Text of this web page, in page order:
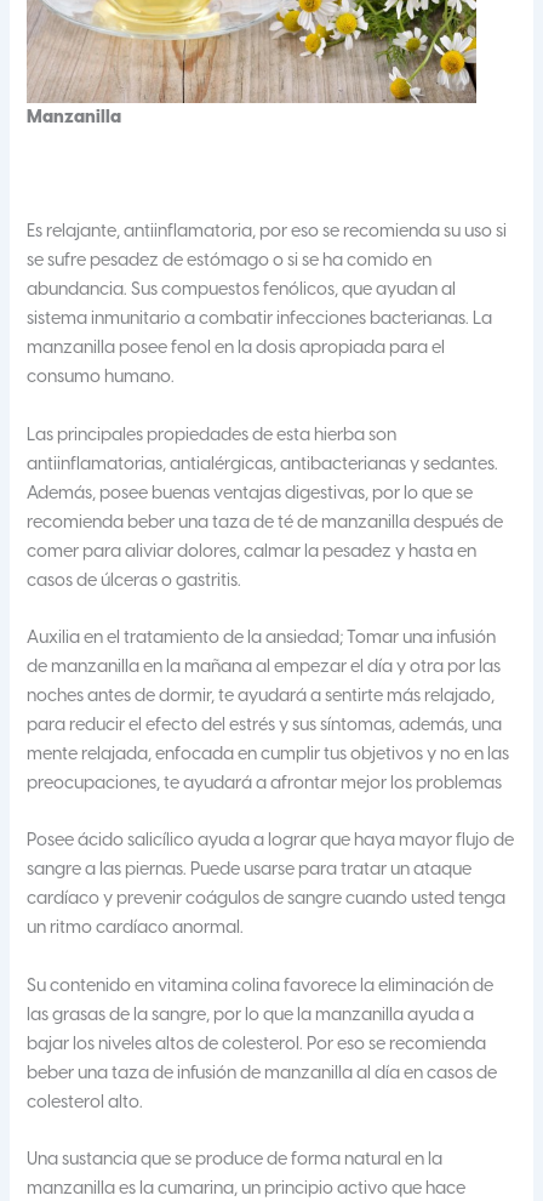
Manzanilla
Es relajante, antiinflamatoria, por eso se recomienda su uso si
se sufre pesadez de estómago o si se ha comido en
abundancia. Sus compuestos fenólicos, que ayudan al
sistema inmunitario a combatir infecciones bacterianas. La
manzanilla posee fenol en la dosis apropiada para el
consumo humano.
Las principales propiedades de esta hierba son
antiinflamatorias, antialérgicas, antibacterianas y sedantes.
Además, posee buenas ventajas digestivas, por lo que se
recomienda beber una taza de té de manzanilla después de
comer para aliviar dolores, calmar la pesadez y hasta en
casos de úlceras o gastritis.
Auxilia en el tratamiento de la ansiedad; Tomar una infusión
de manzanilla en la mañana al empezar el día y otra por las
noches antes de dormir, te ayudará a sentirte más relajado,
para reducir el efecto del estrés y sus síntomas, además, una
mente relajada, enfocada en cumplir tus objetivos y no en las
preocupaciones, te ayudará a afrontar mejor los problemas
Posee ácido salicílico ayuda a lograr que haya mayor flujo de
sangre a las piernas. Puede usarse para tratar un ataque
cardíaco y prevenir coágulos de sangre cuando usted tenga
un ritmo cardíaco anormal.
Su contenido en vitamina colina favorece la eliminación de
las grasas de la sangre, por lo que la manzanilla ayuda a
bajar los niveles altos de colesterol. Por eso se recomienda
beber una taza de infusión de manzanilla al día en casos de
colesterol alto.
Una sustancia que se produce de forma natural en la
manzanilla es la cumarina, un principio activo que hace